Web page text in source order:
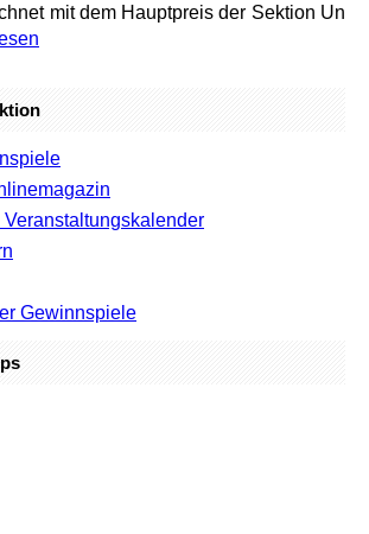
mit dem Hauptpreis der Sektion Un
Veranstaltungskalender
Gewinnspiele